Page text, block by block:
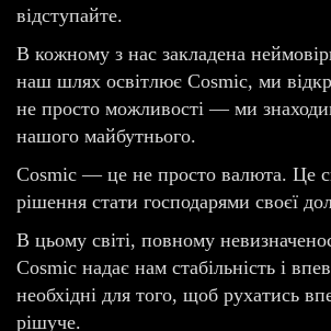
відступайте.
В кожному з нас закладена
наш шлях освітлює Cosmic, ми
не просто можливості — ми
нашого майбутнього.
Cosmic — це не просто валюта. Це
рішення стати господарями своєї
В цьому світі, повному
Cosmic надає нам стабільність і
необхідні для того, щоб рухатись
рішуче.